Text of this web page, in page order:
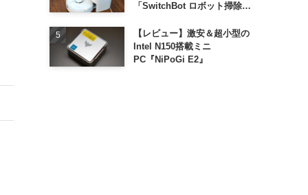
「SwitchBot ロボット掃除機
【レビュー】激安＆超小型の
Intel N150搭載ミニ
PC『NiPoGi E2』